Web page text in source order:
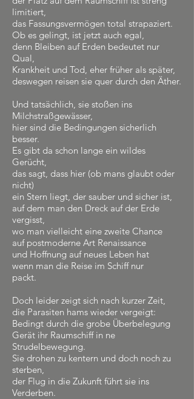
limitiert,
das Fassungsvermögen total strapaziert.
Ob es gelingt, ist jetzt auch egal,
denn Bleiben auf Erden bedeutet nur
Qual,
Krankheit und Tod, eher früher als später,
deswegen reisen sie quer durch den Äther.
Und tatsächlich, sie stoßen ins
Milchstraßgewässer,
hier sind die Bedingungen sicherlich
besser.
Es gibt da schon lange ein wildes
Gerücht,
das sagt, dass hier (ob mans glaubt oder
nicht)
ein Stern liegt, der sauber und sicher ist,
auf dem man den Dreck auf der Erde
vergisst,
wo man vielleicht eine zweite Chance
auf postmoderne Art Renaissance
und Hoffnung auf neues Leben hat
wenn man die Reise im Schiff nur
packt.
Doch leider zeigt sich nach kurzer Zeit,
die Parasiten hams wieder vergeigt:
Bedingt durch die grobe Überbelegung
Gerät ihr Raumschiff in ne
Strudelbewegung.
Sie drohen zu kentern und doch noch zu
sterben,
der Flug in die Zukunft führt sie ins
Verderben.